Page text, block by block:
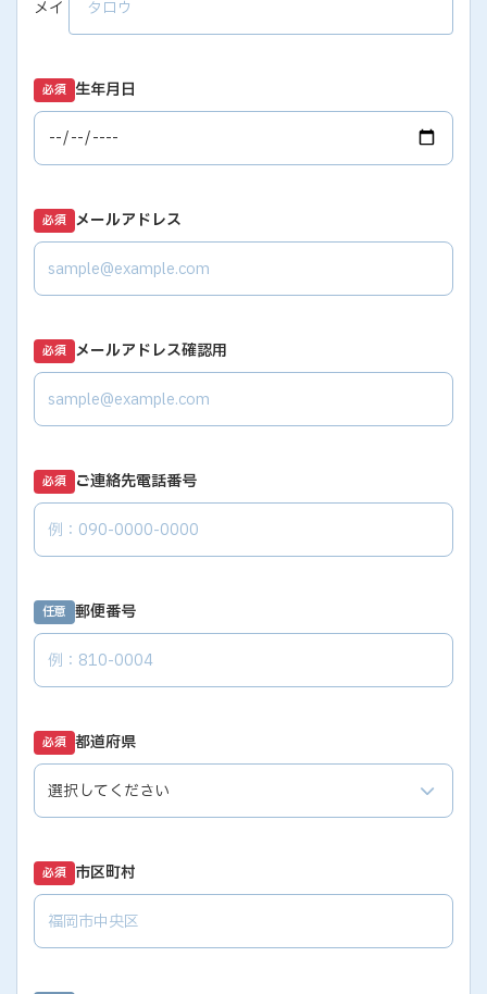
メイ
必須 生年月日
必須 メールアドレス
必須 メールアドレス確認用
必須 ご連絡先電話番号
任意 郵便番号
必須 都道府県
必須 市区町村